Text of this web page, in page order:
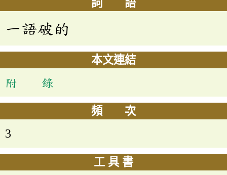
詞 語
一語破的
本文連結
附 錄
頻 次
3
工 具 書